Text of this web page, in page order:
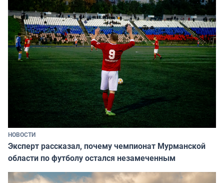
НОВОСТИ
Эксперт рассказал, почему чемпионат Мурманской
области по футболу остался незамеченным